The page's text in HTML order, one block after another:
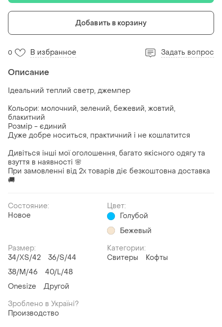
Добавить в корзину
0 В избранное Задать вопрос
Описание
Ідеальний теплий светр, джемпер
Кольори: молочний, зелений, бежевий, жовтий,
блакитний
Розмір - єдиний
Дуже добре носиться, практичний і не кошлатится
Дивіться інші мої оголошення, багато якісного одягу та
взуття в наявності 🌸
При замовленні від 2х товарів діє безкоштовна доставка
🚚
Состояние:
Новое
Цвет:
Голубой
Бежевый
Размер:
34/XS/42
36/S/44
38/M/46
40/L/48
Onesize
Другой
Категории:
Свитеры
Кофты
Зроблено в Україні?
Производство